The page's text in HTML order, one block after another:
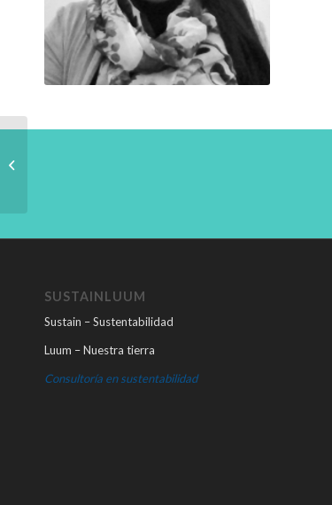
SUSTAINLUUM
Sustain – Sustentabilidad
Luum – Nuestra tierra
Consultoría en sustentabilidad